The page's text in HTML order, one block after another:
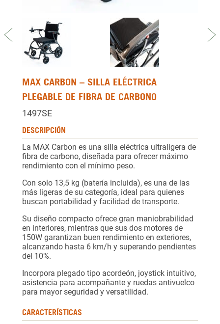
Previous
MAX CARBON – SILLA ELÉCTRICA
PLEGABLE DE FIBRA DE CARBONO
1497SE
DESCRIPCIÓN
La MAX Carbon es una silla eléctrica ultraligera de
fibra de carbono, diseñada para ofrecer máximo
rendimiento con el mínimo peso.
Con solo 13,5 kg (batería incluida), es una de las
más ligeras de su categoría, ideal para quienes
buscan portabilidad y facilidad de transporte.
Su diseño compacto ofrece gran maniobrabilidad
en interiores, mientras que sus dos motores de
150W garantizan buen rendimiento en exteriores,
alcanzando hasta 6 km/h y superando pendientes
del 10%.
Incorpora plegado tipo acordeón, joystick intuitivo,
asistencia para acompañante y ruedas antivuelco
para mayor seguridad y versatilidad.
CARACTERÍSTICAS